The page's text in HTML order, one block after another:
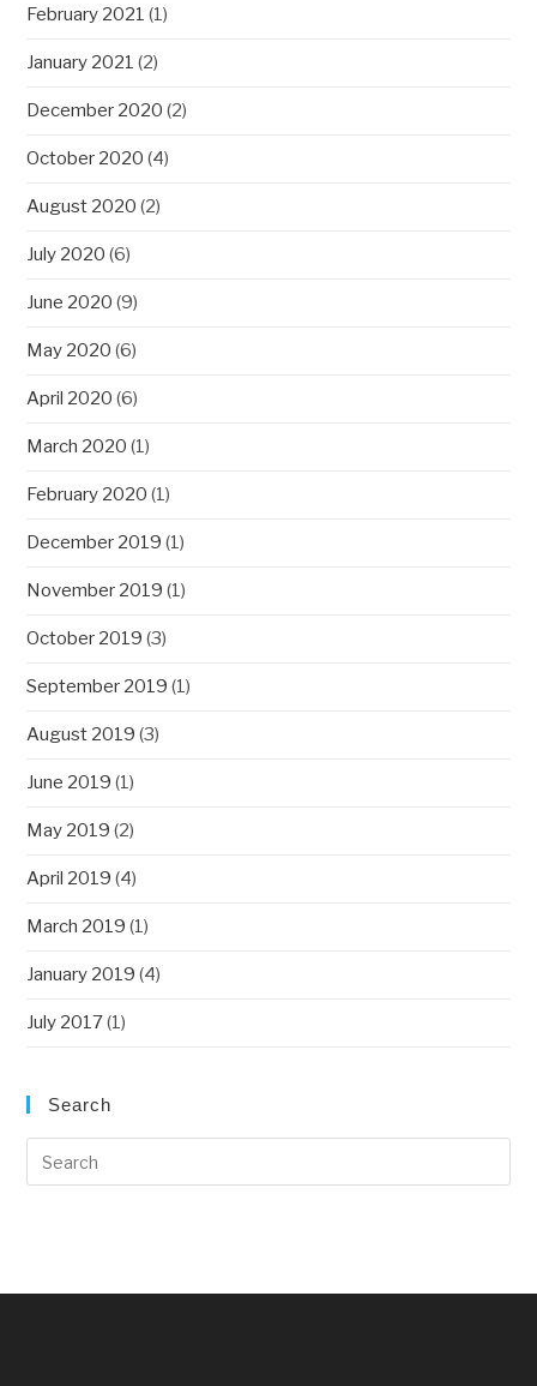
February 2021 (1)
January 2021 (2)
December 2020 (2)
October 2020 (4)
August 2020 (2)
July 2020 (6)
June 2020 (9)
May 2020 (6)
April 2020 (6)
March 2020 (1)
February 2020 (1)
December 2019 (1)
November 2019 (1)
October 2019 (3)
September 2019 (1)
August 2019 (3)
June 2019 (1)
May 2019 (2)
April 2019 (4)
March 2019 (1)
January 2019 (4)
July 2017(1)
Search